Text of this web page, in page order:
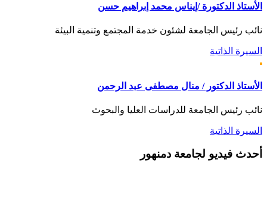
الأستاذ الدكتورة /إيناس محمد إبراهيم حسن
نائب رئيس الجامعة لشئون خدمة المجتمع وتنمية البيئة
السيرة الذاتية
الأستاذ الدكتور / منال مصطفى عبد الرحمن
نائب رئيس الجامعة للدراسات العليا والبحوث
السيرة الذاتية
أحدث فيديو لجامعة دمنهور